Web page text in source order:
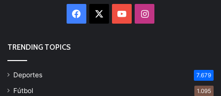
Facebook YouTubeInstagram
TRENDING TOPICS
Deportes 7.679
Fútbol 1.095